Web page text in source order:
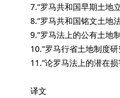
7.“罗马共和国早期土地
8.“罗马共和国铭文土地
9.“罗马法上的公有土地
10.“罗马行省土地制度
11.“论罗马法上的潜在
译文